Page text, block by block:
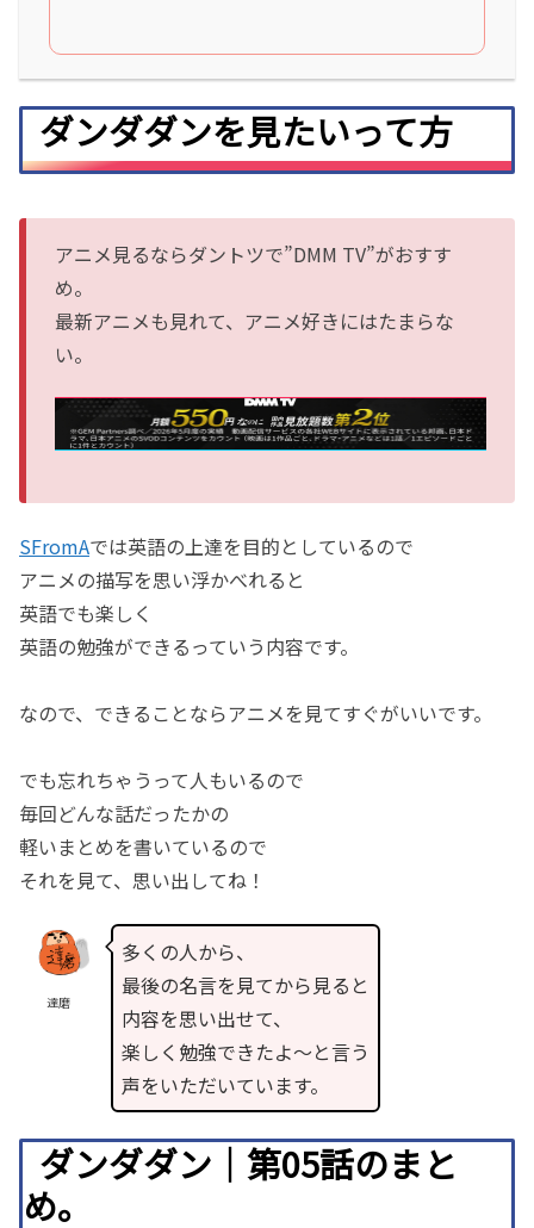
ダンダダンを見たいって方
アニメ見るならダントツで”DMM TV”がおすす
め。
最新アニメも見れて、アニメ好きにはたまらな
い。
SFromAでは英語の上達を目的としているので
アニメの描写を思い浮かべれると
英語でも楽しく
英語の勉強ができるっていう内容です。
なので、できることならアニメを見てすぐがいいです。
でも忘れちゃうって人もいるので
毎回どんな話だったかの
軽いまとめを書いているので
それを見て、思い出してね！
達磨
多くの人から、
最後の名言を見てから見ると
内容を思い出せて、
楽しく勉強できたよ〜と言う
声をいただいています。
ダンダダン｜第05話のまと
め。